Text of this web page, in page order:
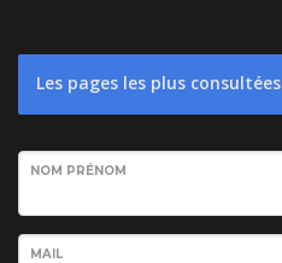
Les pages les plus consultées
NOM PRÉNOM
MAIL